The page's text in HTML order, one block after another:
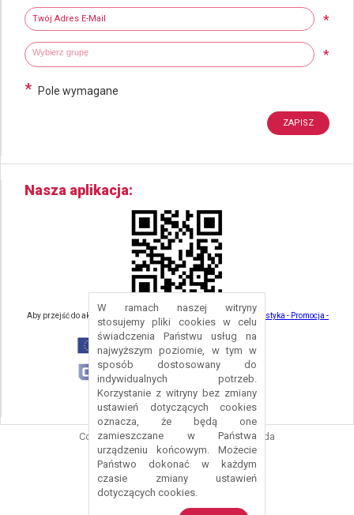
W ramach naszej witryny
stosujemy pliki cookies w celu
świadczenia Państwu usług na
najwyższym poziomie, w tym w
sposób dostosowany do
indywidualnych potrzeb.
Korzystanie z witryny bez zmiany
ustawień dotyczących cookies
oznacza, że będą one
zamieszczane w Państwa
urządzeniu końcowym. Możecie
Państwo dokonać w każdym
czasie zmiany ustawień
dotyczących cookies.
Twój adres e-mail
*
Wybierz grupy tematyczne *
Wpisz wyszukiwaną fraze
* Pole wymagane
Nasza aplikacja
Aby przejść do aktualności związanych z turystyką - kliknij tu:Turystyka - Promocja -
Strefa Turysty - Gmina Nowa Ruda
Copyright © 2016 Urząd Gminy Nowa Ruda
Projekt i wykonanie:Logonet Sp. z o.o.